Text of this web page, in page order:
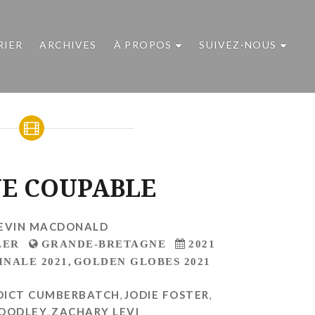
ARCHIVES À PROPOS SUIVEZ-NOUS
COUPABLE
MACDONALD
GRANDE-BRETAGNE
2021
2021 , GOLDEN GLOBES 2021
CUMBERBATCH JODIE FOSTER
ZACHARY LEVI